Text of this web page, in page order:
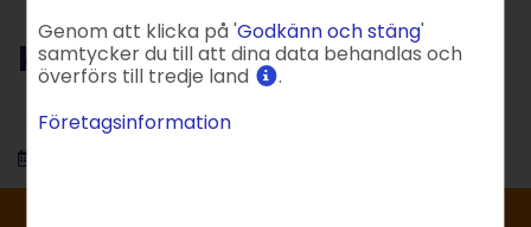
klick
Genom att klicka på 'Godkänn och stäng'
samtycker du till att dina data behandlas och
överförs till tredje land
.
Företagsinformation